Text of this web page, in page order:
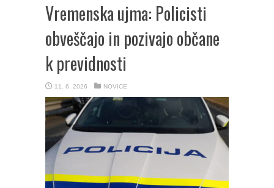
Vremenska ujma: Policisti
obveščajo in pozivajo občane
k previdnosti
11. 6. 2026 NOVICE